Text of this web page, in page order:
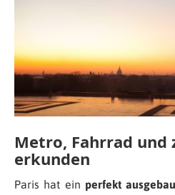
Metro, Fahrrad und
erkunden
Paris hat ein perfekt